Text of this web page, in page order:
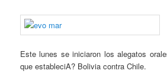
Este lunes se iniciaron los alegatos
que estableciA? Bolivia contra Chile.